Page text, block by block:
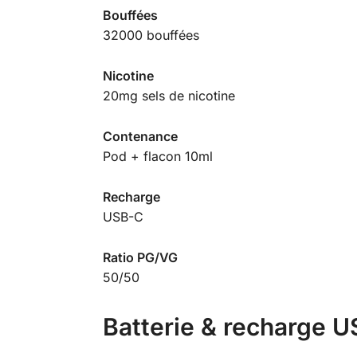
Bouffées
32000 bouffées
Nicotine
20mg sels de nicotine
Contenance
Pod + flacon 10ml
Recharge
USB-C
Ratio PG/VG
50/50
Batterie & recharge